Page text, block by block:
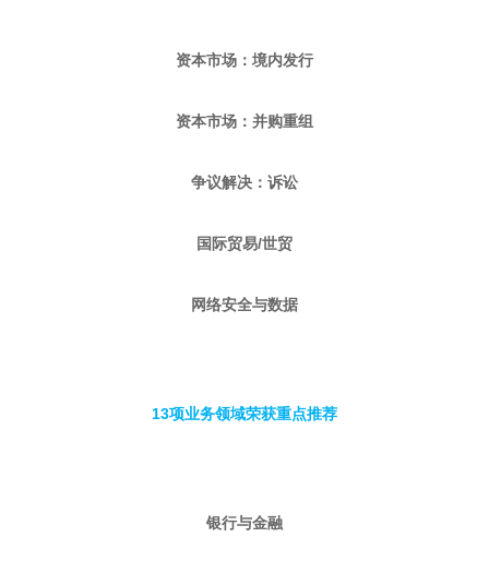
资本市场：境内发行
资本市场：并购重组
争议解决：诉讼
国际贸易/世贸
网络安全与数据
13项业务领域荣获重点推荐
银行与金融